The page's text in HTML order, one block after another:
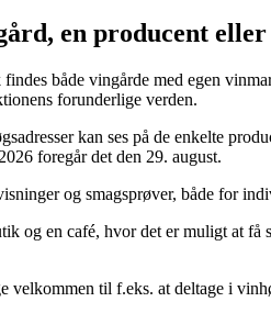
en producent
både vingårde med egen
forunderlige verden.
kan ses på de enkelte
foregår det den 29. august.
og smagsprøver, både for
og en café, hvor det er muligt at
velkommen til f.eks. at deltage i